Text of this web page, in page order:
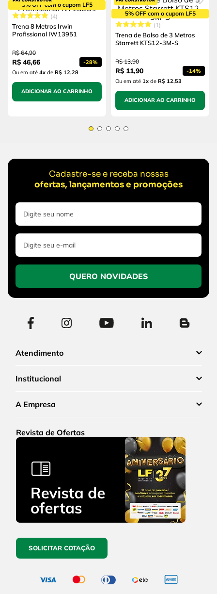
5% OFF com o cupom LF5
4
Trena 8 Metros Irwin
Profissional IW13951
R$ 64,90
R$ 46,66 -28%
Ou em até 4x de R$ 12,28
ADICIONAR AO CARRINHO
5% OFF com o cupom LF5
1
Trena de Bolso de 3 Metros
Starrett KTS12-3M-S
R$ 13,90
R$ 11,90 -14%
Ou em até 1x de R$ 12,53
ADICIONAR AO CARRINHO
Cadastre-se e receba nossas
ofertas, lançamentos e promoções
QUERO NOVIDADES
Atendimento
Institucional
A Empresa
Revista de Ofertas
SOLICITAR COTAÇÃO